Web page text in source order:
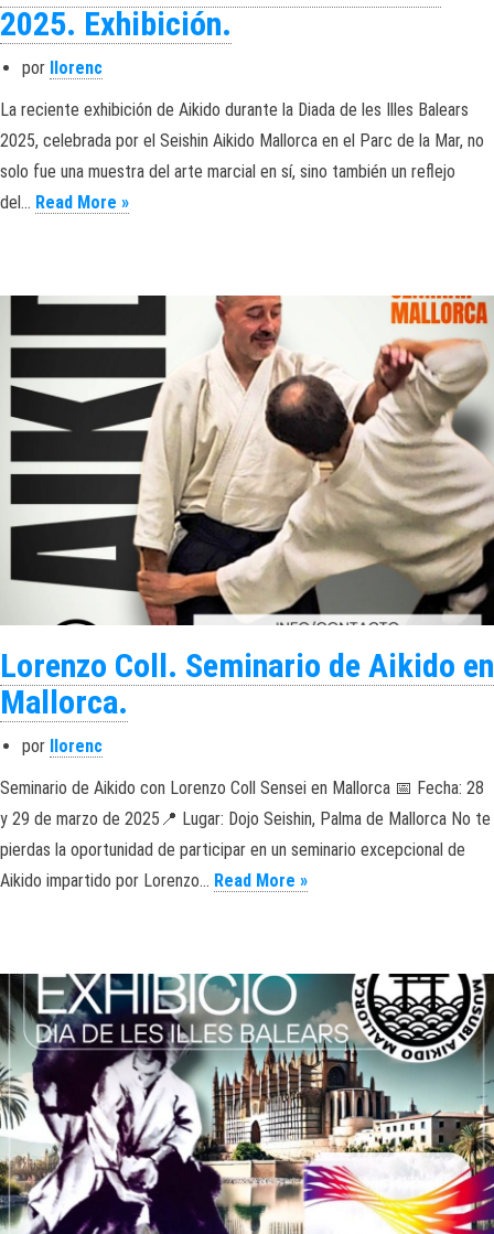
2025. Exhibición.
por
llorenc
La reciente exhibición de Aikido durante la Diada de les Illes Balears
2025, celebrada por el Seishin Aikido Mallorca en el Parc de la Mar, no
solo fue una muestra del arte marcial en sí, sino también un reflejo
del… Read More »Aikido. Diada de les Illes Balears 2025.
Lorenzo Coll. Seminario de Aikido en
Mallorca.
por llorenc
Seminario de Aikido con Lorenzo Coll Sensei en Mallorca 📅 Fecha: 28
y 29 de marzo de 2025📍 Lugar: Dojo Seishin, Palma de Mallorca No te
pierdas la oportunidad de participar en un seminario excepcional de
Aikido impartido por Lorenzo… Read More »Lorenzo Coll.